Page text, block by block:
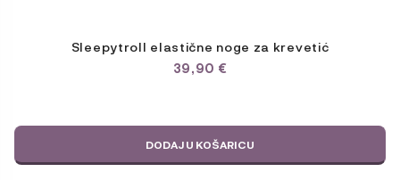
Sleepytroll elastične noge za krevetić
39,90 €
DODAJ U KOŠARICU